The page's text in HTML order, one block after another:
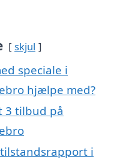
skjul
speciale i
hjælpe med?
3 tilbud på
i